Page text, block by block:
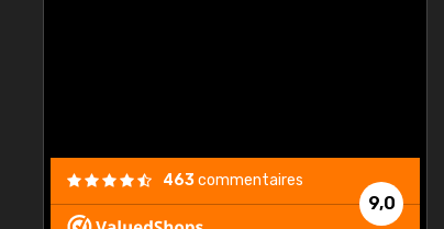
9,0
463commentaires